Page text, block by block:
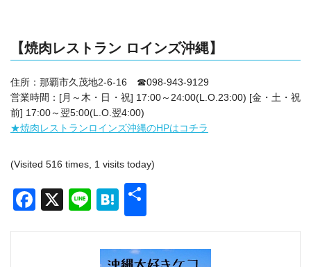
【焼肉レストラン ロインズ沖縄】
住所：那覇市久茂地2‐6‐16 ☎098-943-9129
営業時間：[月～木・日・祝] 17:00～24:00(L.O.23:00) [金・土・祝
前] 17:00～翌5:00(L.O.翌4:00)
★焼肉レストランロインズ沖縄のHPはコチラ
(Visited 516 times, 1 visits today)
Facebook
X LineHatena